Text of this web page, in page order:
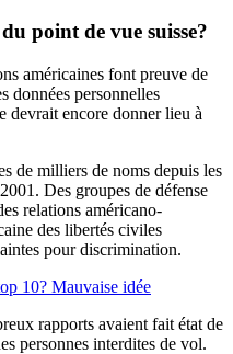
point de vue suisse?
américaines font preuve de
données personnelles
devrait encore donner lieu à
de milliers de noms depuis les
Des groupes de défense
relations américano-
des libertés civiles
pour discrimination.
10? Mauvaise idée
rapports avaient fait état de
personnes interdites de vol.